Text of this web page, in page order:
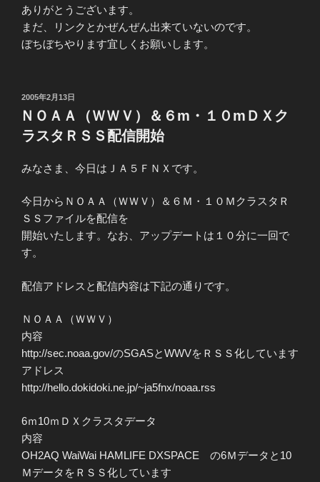
ありがとうございます。
まだ、リンクとかぜんぜん出来ていないのです。
ぼちぼちやります宜しくお願いします。
投
稿
日:
2005年2月13日
ＮＯＡＡ（ＷＷＶ）＆６m・１０mＤＸク
ラスタＲＳＳ配信開始
みなさま、今日はＪＡ５ＦＮＸです。
今日からＮＯＡＡ（ＷＷＶ）＆６Ｍ・１０ＭクラスタＲ
ＳＳファイルを配信を
開始いたします。なお、アップデートは１０分に一回で
す。
配信アドレスと配信内容は下記の通りです。
ＮＯＡＡ（ＷＷＶ）
内容
http://sec.noaa.gov/のSGASとWWVをＲＳＳ化しています
アドレス
http://hello.dokidoki.ne.jp/~ja5fnx/noaa.rss
6ｍ10ｍＤＸクラスタデータ
内容
OH2AQ WaiWai HAMLIFE DXSPACE の6Ｍデータと10
ＭデータをＲＳＳ化しています